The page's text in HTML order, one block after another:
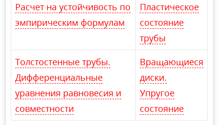
Расчет на устойчивость по
эмпирическим формулам
Пластическое
состояние
трубы
Толстостенные трубы.
Дифференциальные
уравнения равновесия и
совместности
Вращающиеся
диски.
Упругое
состояние